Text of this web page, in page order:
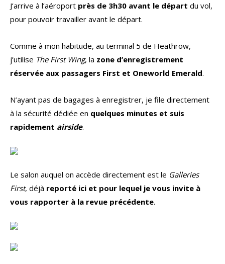
J’arrive à l’aéroport près de 3h30 avant le départ du vol,
pour pouvoir travailler avant le départ.
Comme à mon habitude, au terminal 5 de Heathrow,
j’utilise The First Wing, la zone d’enregistrement
réservée aux passagers First et Oneworld Emerald.
N’ayant pas de bagages à enregistrer, je file directement
à la sécurité dédiée en quelques minutes et suis
rapidement airside.
Le salon auquel on accède directement est le Galleries
First, déjà reporté ici et pour lequel je vous invite à
vous rapporter à la revue précédente.